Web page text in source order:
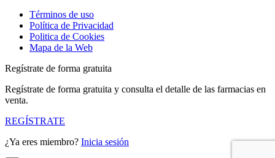
Términos de uso
Política de Privacidad
Politica de Cookies
Mapa de la Web
Regístrate de forma gratuita
Regístrate de forma gratuita y consulta el detalle de las farmacias en
venta.
REGÍSTRATE
¿Ya eres miembro? Inicia sesión